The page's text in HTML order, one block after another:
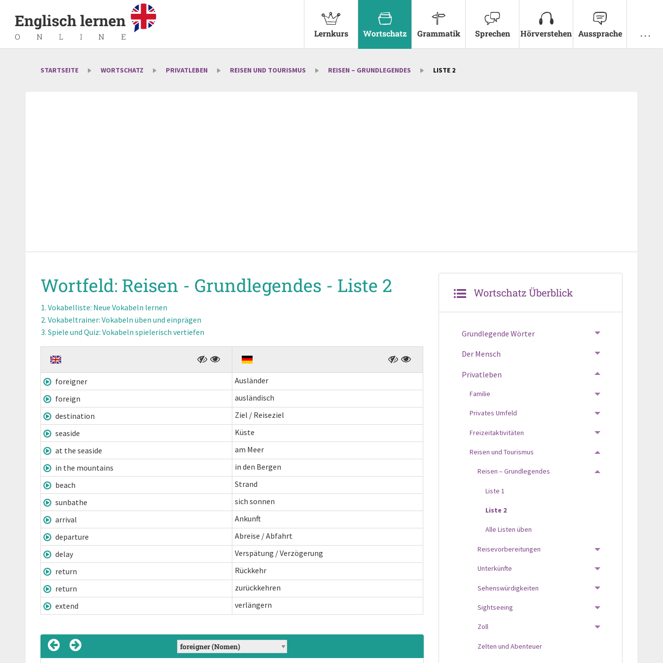
Lernkurs Wortschatz Grammatik Sprechen Hörverstehen Aussprache . . .
STARTSEITE WORTSCHATZ PRIVATLEBEN REISEN UND TOURISMUS REISEN – GRUNDLEGENDES LISTE 2
Wortfeld: Reisen - Grundlegendes - Liste 2
Vokabelliste: Neue Vokabeln lernen
Vokabeltrainer: Vokabeln üben und einprägen
Spiele und Quiz: Vokabeln spielerisch vertiefen
foreigner
Ausländer
foreign
ausländisch
destination
Ziel / Reiseziel
seaside
Küste
at the seaside
am Meer
in the mountains
in den Bergen
beach
Strand
sunbathe
sich sonnen
arrival
Ankunft
departure
Abreise / Abfahrt
delay
Verspätung / Verzögerung
return
Rückkehr
return
zurückkehren
extend
verlängern
Wortschatz Überblick
Grundlegende Wörter TOGGLE MENU
Der Mensch TOGGLE MENU
Privatleben
TOGGLE MENU
Familie
TOGGLE MENU
Privates Umfeld
TOGGLE MENU
Freizeitaktivitäten
TOGGLE MENU
Reisen und Tourismus
TOGGLE MENU
Reisen – Grundlegendes
TOGGLE MENU
Liste 1
Liste 2
Alle Listen üben
Reisevorbereitungen
TOGGLE MENU
Unterkünfte
TOGGLE MENU
Sehenswürdigkeiten
TOGGLE MENU
Sightseeing
TOGGLE MENU
Zoll
TOGGLE MENU
Zelten und Abenteuer